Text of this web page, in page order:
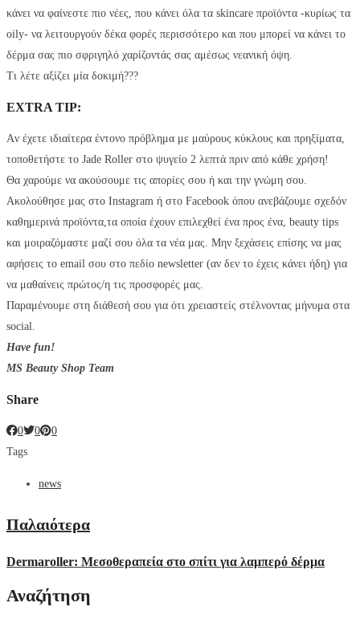
κάνει να φαίνεστε πιο νέες, που κάνει όλα τα skincare προϊόντα -κυρίως τα
oily- να λειτουργούν δέκα φορές περισσότερο και που μπορεί να κάνει το
δέρμα σας πιο σφριγηλό χαρίζοντάς σας αμέσως νεανική όψη.
Τι λέτε αξίζει μία δοκιμή???
EXTRA TIP:
Aν έχετε ιδιαίτερα έντονο πρόβλημα με μαύρους κύκλους και πρηξίματα,
τοποθετήστε το Jade Roller στο ψυγείο 2 λεπτά πριν από κάθε χρήση!
Θα χαρούμε να ακούσουμε τις απορίες σου ή και την γνώμη σου.
Ακολούθησε μας στο Instagram ή στο Facebook όπου ανεβάζουμε σχεδόν
καθημερινά προϊόντα,τα οποία έχουν επιλεχθεί ένα προς ένα, beauty tips
και μοιραζόμαστε μαζί σου όλα τα νέα μας. Μην ξεχάσεις επίσης να μας
αφήσεις το email σου στο πεδίο newsletter (αν δεν το έχεις κάνει ήδη) για
να μαθαίνεις πρώτος/η τις προσφορές μας.
Παραμένουμε στη διάθεσή σου για ότι χρειαστείς στέλνοντας μήνυμα στα
social.
Have fun!
MS Beauty Shop Team
Share
0 0
0
Tags
news
Παλαιότερα
Dermaroller: Μεσοθεραπεία στο σπίτι για λαμπερό δέρμα
Αναζήτηση